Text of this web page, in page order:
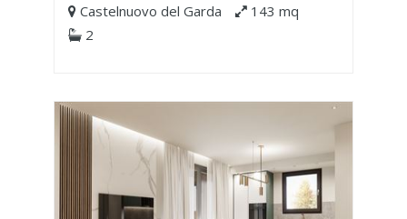
Castelnuovo del Garda
143 mq
2